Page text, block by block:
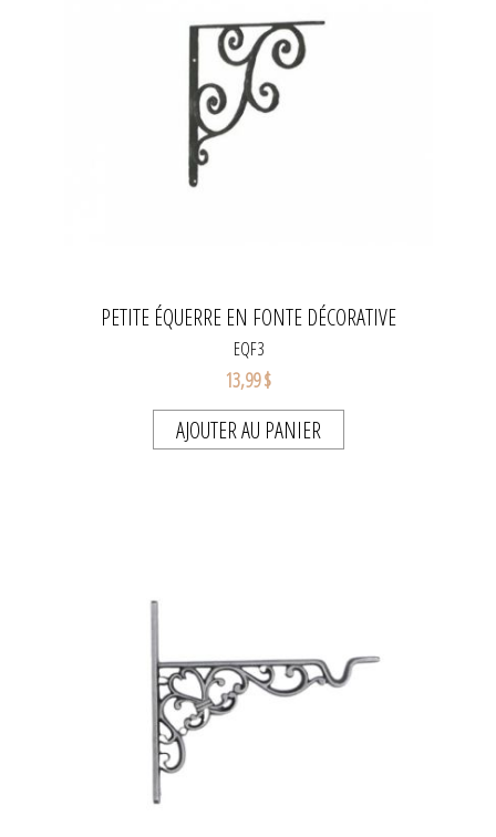
PETITE ÉQUERRE EN FONTE DÉCORATIVE
EQF3
13,99 $
AJOUTER AU PANIER